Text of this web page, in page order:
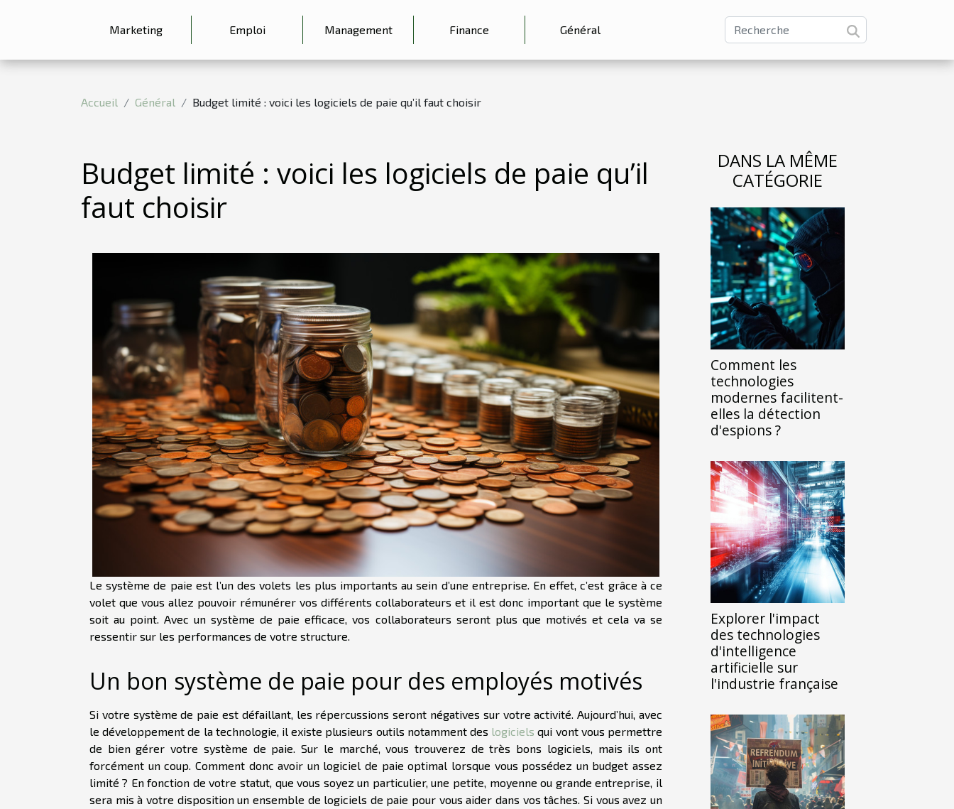
Marketing Emploi Management Finance Général
Accueil Général Budget limité : voici les logiciels de paie qu’il faut choisir
Budget limité : voici les logiciels de paie qu’il
faut choisir
Le système de paie est l’un des volets les plus importants au sein d’une entreprise. En effet, c’est grâce à ce
volet que vous allez pouvoir rémunérer vos différents collaborateurs et il est donc important que le système
soit au point. Avec un système de paie efficace, vos collaborateurs seront plus que motivés et cela va se
ressentir sur les performances de votre structure.
Un bon système de paie pour des employés motivés
Si votre système de paie est défaillant, les répercussions seront négatives sur votre activité. Aujourd’hui, avec
le développement de la technologie, il existe plusieurs outils notamment des logiciels qui vont vous permettre
de bien gérer votre système de paie. Sur le marché, vous trouverez de très bons logiciels, mais ils ont
forcément un coup. Comment donc avoir un logiciel de paie optimal lorsque vous possédez un budget assez
limité ? En fonction de votre statut, que vous soyez un particulier, une petite, moyenne ou grande entreprise, il
sera mis à votre disposition un ensemble de logiciels de paie pour vous aider dans vos tâches. Si vous avez un
DANS LA MÊME
CATÉGORIE
Comment les
technologies
modernes facilitent-
elles la détection
d'espions ?
Explorer l'impact
des technologies
d'intelligence
artificielle sur
l'industrie française